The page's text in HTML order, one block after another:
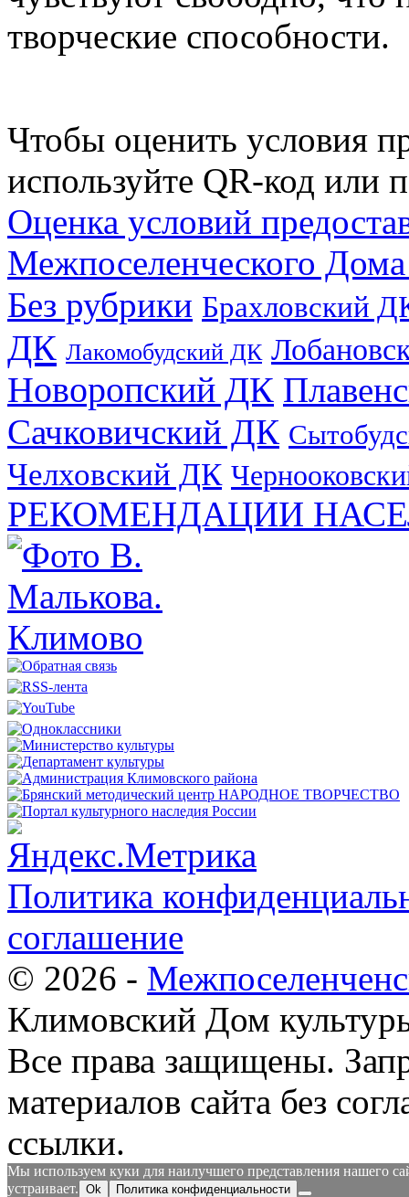
творческие способности.
Чтобы оценить условия
используйте QR-код или
Оценка условий
Межпоселенческого
Без рубрики Брахловский
ДК Лакомобудский ДК
Новоропский ДК
Сачковичский ДК
Челховский ДК
РЕКОМЕНДАЦИИ
Политика
соглашение
© 2026 -
Климовский Дом
Все права защищены.
материалов сайта без
ссылки.
Мы используем куки для наилучшего представления нашего
устраивает. Ok Политика конфиденциальности